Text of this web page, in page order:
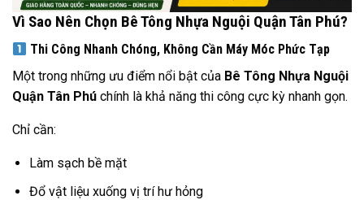
Vì Sao Nên Chọn Bê Tông Nhựa Nguội Quận Tân Phú?
Thi Công Nhanh Chóng, Không Cần Máy Móc Phức Tạp
Một trong những ưu điểm nổi bật của Bê Tông Nhựa Nguội
Quận Tân Phú chính là khả năng thi công cực kỳ nhanh gọn.
Chỉ cần:
Làm sạch bề mặt
Đổ vật liệu xuống vị trí hư hỏng